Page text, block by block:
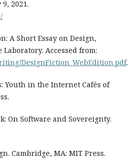
2021.
A Short Essay on Design,
Accessed from:
DesignFiction_WebEdition.pdf.
Youth in the Internet Cafés of
On Software and Sovereignty.
Cambridge, MA: MIT Press.